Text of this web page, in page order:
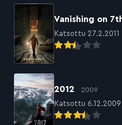
Vanishing on
Katsottu 27.2.2011
2012 2009
Katsottu 6.12.2009